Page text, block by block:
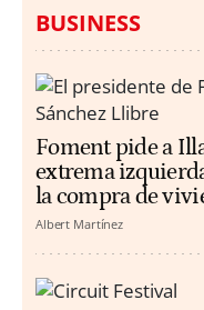
BUSINESS
Foment pide a
extrema
la compra de
Albert Martínez